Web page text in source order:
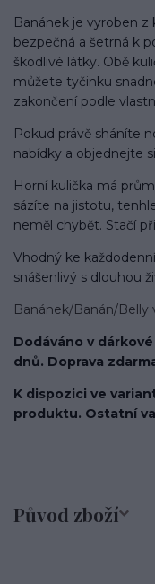
Banánek je vyroben z
bezpečná a šetrná k
škodlivé látky. Obě
můžete tyčinku
zakončení podle
Pokud právě sháníte
nabídky a objednejte
Horní kulička má
sázíte na jistotu,
neměl chybět. Stačí
Vhodný ke
snášenlivý s dlouhou
Banánek/Banán/
Dodáváno v
dnů. Doprava
K dispozici ve
produktu. Ostatní
Původ zboží